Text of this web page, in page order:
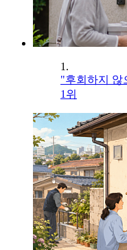
1.
"후회하지 않
1위